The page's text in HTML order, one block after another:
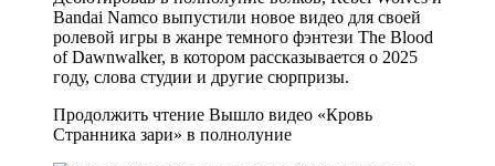
Bandai Namco выпустили новое видео для своей
ролевой игры в жанре темного фэнтези The Blood
of Dawnwalker, в котором рассказывается о 2025
году, слова студии и другие сюрпризы.
Продолжить чтение Вышло видео «Кровь
Странника зари» в полнолуние